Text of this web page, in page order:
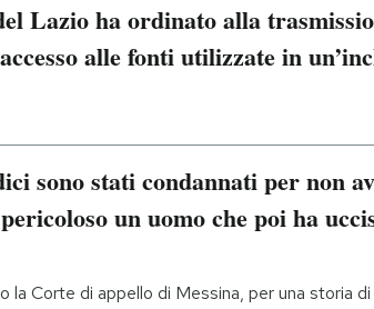
Lazio ha ordinato alla
alle fonti utilizzate in
sono stati condannati per non
un uomo che poi ha
la Corte di appello di Messina, per una storia di